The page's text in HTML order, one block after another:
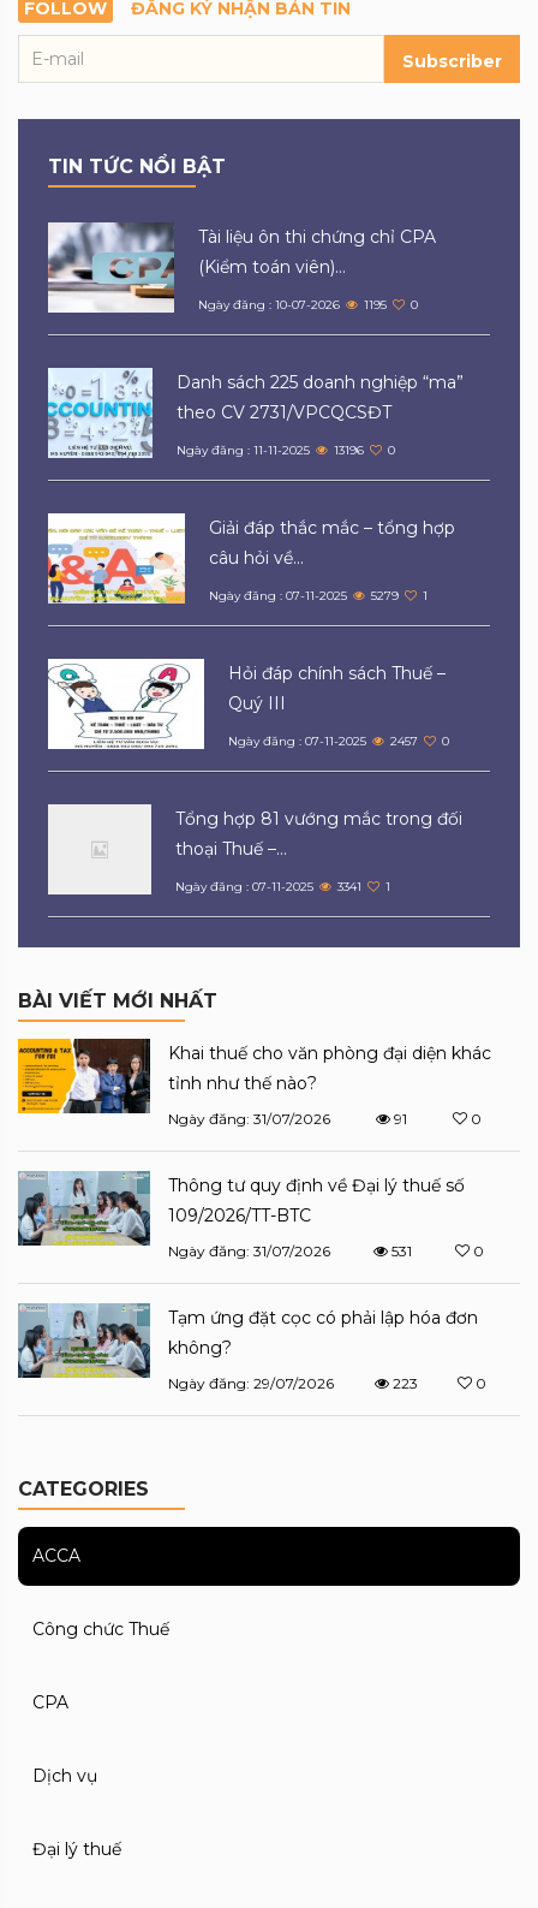
FOLLOW ĐĂNG KÝ NHẬN BẢN TIN
Subscriber
TIN TỨC NỔI BẬT
Tài liệu ôn thi chứng chỉ CPA
(Kiểm toán viên)...
Ngày đăng : 10-07-2026 1195 0
Danh sách 225 doanh nghiệp “ma”
theo CV 2731/VPCQCSĐT
Ngày đăng : 11-11-2025 13196 0
Giải đáp thắc mắc – tổng hợp
câu hỏi về...
Ngày đăng : 07-11-2025 5279 1
Hỏi đáp chính sách Thuế –
Quý III
Ngày đăng : 07-11-2025 2457 0
Tổng hợp 81 vướng mắc trong đối
thoại Thuế –...
Ngày đăng : 07-11-2025 3341 1
BÀI VIẾT MỚI NHẤT
Khai thuế cho văn phòng đại diện khác
tỉnh như thế nào?
Ngày đăng: 31/07/2026 91 0
Thông tư quy định về Đại lý thuế số
109/2026/TT-BTC
Ngày đăng: 31/07/2026 531 0
Tạm ứng đặt cọc có phải lập hóa đơn
không?
Ngày đăng: 29/07/2026 223 0
CATEGORIES
ACCA
Công chức Thuế
CPA
Dịch vụ
Đại lý thuế